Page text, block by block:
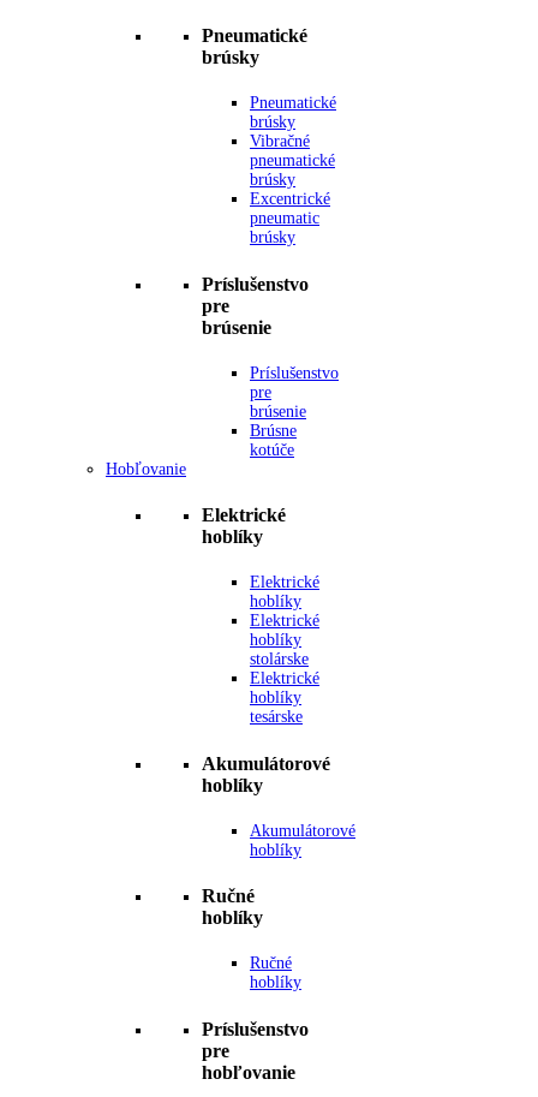
Pneumatické
brúsky
Pneumatické
brúsky
Vibračné
pneumatické
brúsky
Excentrické
pneumatic
brúsky
Príslušenstvo
pre
brúsenie
Príslušenstvo
pre
brúsenie
Brúsne
kotúče
Hobľovanie
Elektrické
hoblíky
Elektrické
hoblíky
Elektrické
hoblíky
stolárske
Elektrické
hoblíky
tesárske
Akumulátorové
hoblíky
Akumulátorové
hoblíky
Ručné
hoblíky
Ručné
hoblíky
Príslušenstvo
pre
hobľovanie